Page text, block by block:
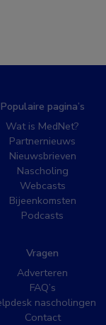
Populaire pagina’s
Wat is MedNet?
Partnernieuws
Nieuwsbrieven
Nascholing
Webcasts
Bijeenkomsten
Podcasts
Vragen
Adverteren
FAQ’s
nascholingen
Contact